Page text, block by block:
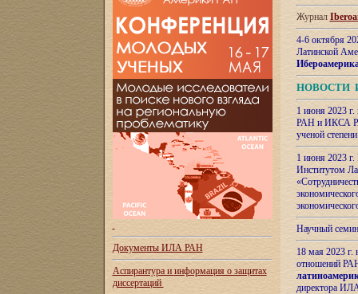
Документы ИЛА РАН
Аспирантура и информация о защитах
диссертаций
Журнал
4-6 октября
Латинской
НОВОСТИ
1 июня 2023
РАН и ИКСА
ученой
1 июня 2023
Институтом
Научный
18 мая 2023
отношений
директора